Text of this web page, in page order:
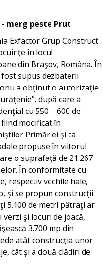
merg peste Prut
Exfactor Grup Construct
în locul
din Braşov, Româna. În
supus dezbaterii
a obţinut o autorizaţie
după care a
cu 550 – 600 de
modificat în
Primăriei şi ca
propuse în viitorul
o suprafaţă de 21.267
În conformitate cu
respectiv vechile hale,
şi se propun construcţii
5.100 de metri pătraţi ar
şi locuri de joacă,
3.700 mp din
atât construcţia unor
cât şi a două clădiri de